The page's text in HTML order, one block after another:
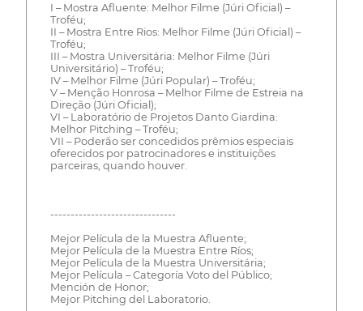
I – Mostra Afluente: Melhor Filme (Júri Oficial) –
Troféu;
II – Mostra Entre Rios: Melhor Filme (Júri Oficial) –
Troféu;
III – Mostra Universitária: Melhor Filme (Júri
Universitário) – Troféu;
IV – Melhor Filme (Júri Popular) – Troféu;
V – Menção Honrosa – Melhor Filme de Estreia na
Direção (Júri Oficial);
VI – Laboratório de Projetos Danto Giardina:
Melhor Pitching – Troféu;
VII – Poderão ser concedidos prêmios especiais
oferecidos por patrocinadores e instituições
parceiras, quando houver.
-------------------------------
Mejor Película de la Muestra Afluente;
Mejor Película de la Muestra Entre Ríos;
Mejor Película de la Muestra Universitária;
Mejor Película – Categoría Voto del Público;
Mención de Honor;
Mejor Pitching del Laboratorio.